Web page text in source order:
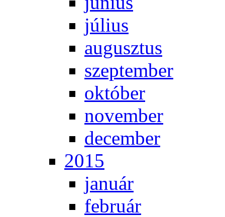
jú­li­us
au­gusz­tus
szep­tem­ber
ok­tó­ber
no­vem­ber
de­cem­ber
2015
ja­nu­ár
feb­ru­ár